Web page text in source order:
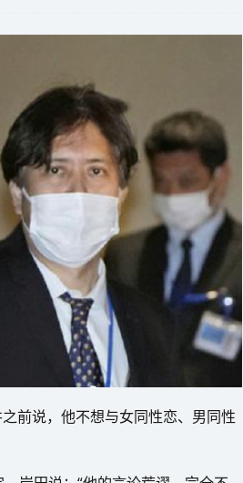
前说，他不想与女同性恋、男同性